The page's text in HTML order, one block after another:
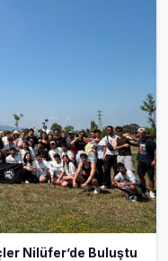
Nilüfer’de Buluştu